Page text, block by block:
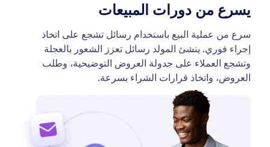
يسرع من دورات المبيعات
سرع من عملية البيع باستخدام رسائل تشجع على اتخاذ
إجراء فوري. ينشئ المولد رسائل تعزز الشعور بالعجلة
وتشجع العملاء على جدولة العروض التوضيحية، وطلب
العروض، واتخاذ قرارات الشراء بسرعة.